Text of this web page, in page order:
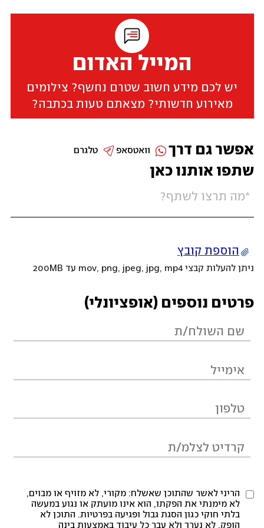
המייל האדום
יש לכם מידע חשוב שטרם נחשף? צילומים
מאירוע חדשותי? מצאתם טעות בכתבה?
שתפו אותנו כאן
הוספת קובץ
ניתן להעלות קבצי mov, png, jpeg, jpg, mp4 עד 200MB
פרטים נוספים (אופציונלי)
הריני לאשר שהתוכן שאשלח: מקורי, לא מזויף או מבוים,
לא מימנתי את הפקתו, הוא אינו מועתק או נגוע במעשה
בלתי חוקי כגון הסגת גבול ופגיעה בפרטיות. התוכן לא
הופק, לא נערך ולא עבר כל עיבוד באמצעות בינה
אפשר גם דרך טלגרם וואטסאפ